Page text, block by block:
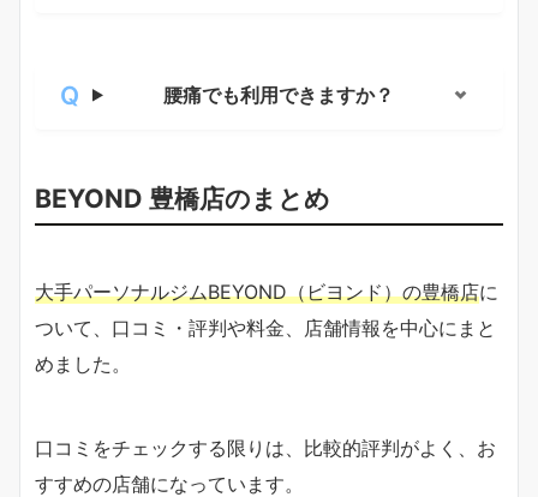
腰痛でも利用できますか？
BEYOND 豊橋店のまとめ
大手パーソナルジムBEYOND（ビヨンド）の豊橋店に
ついて、口コミ・評判や料金、店舗情報を中心にまと
めました。
口コミをチェックする限りは、比較的評判がよく、お
すすめの店舗になっています。